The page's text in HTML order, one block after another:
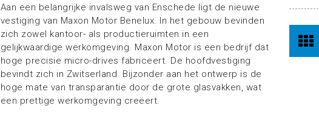
Aan een belangrijke invalsweg van Enschede ligt de nieuwe
vestiging van Maxon Motor Benelux. In het gebouw bevinden
zich zowel kantoor- als productieruimten in een
gelijkwaardige werkomgeving. Maxon Motor is een bedrijf dat
hoge precisie micro-drives fabriceert. De hoofdvestiging
bevindt zich in Zwitserland. Bijzonder aan het ontwerp is de
hoge mate van transparantie door de grote glasvakken, wat
een prettige werkomgeving creëert.